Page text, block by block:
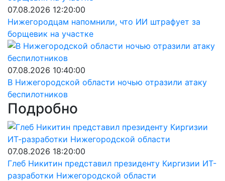
07.08.2026 12:20:00
Нижегородцам напомнили, что ИИ штрафует за
борщевик на участке
07.08.2026 10:40:00
В Нижегородской области ночью отразили атаку
беспилотников
Подробно
07.08.2026 18:20:00
Глеб Никитин представил президенту Киргизии ИТ-
разработки Нижегородской области